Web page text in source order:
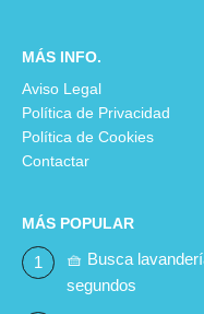
MÁS INFO.
Aviso Legal
Política de Privacidad
Política de Cookies
Contactar
MÁS POPULAR
🧺 Busca
segundos